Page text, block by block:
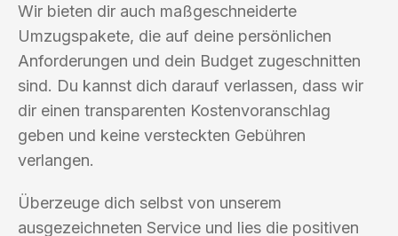
Wir bieten dir auch maßgeschneiderte
Umzugspakete, die auf deine persönlichen
Anforderungen und dein Budget zugeschnitten
sind. Du kannst dich darauf verlassen, dass wir
dir einen transparenten Kostenvoranschlag
geben und keine versteckten Gebühren
verlangen.
Überzeuge dich selbst von unserem
ausgezeichneten Service und lies die positiven